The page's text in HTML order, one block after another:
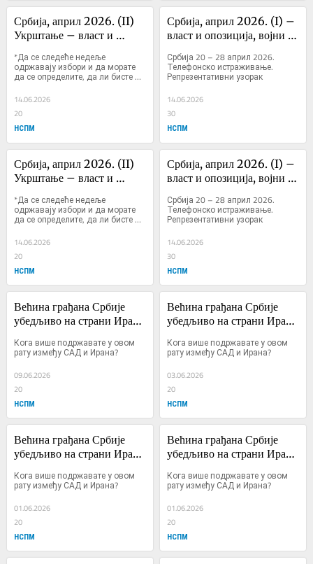
Србија, април 2026. (II)
Укрштање – власт и
*Да се следеће недеље
одржавају избори и да морате
да се определите, да ли бисте
пре гласали за или против
садашње власти?
14.06.2026
20
НСПМ
Србија, април 2026. (I) –
власт и опозиција, војни
Србија 20 – 28 април 2026.
Телефонско истраживање.
Репрезентативни узорак
14.06.2026
30
НСПМ
Србија, април 2026. (II)
Укрштање – власт и
*Да се следеће недеље
одржавају избори и да морате
да се определите, да ли бисте
пре гласали за или против
садашње власти?
14.06.2026
20
НСПМ
Србија, април 2026. (I) –
власт и опозиција, војни
Србија 20 – 28 април 2026.
Телефонско истраживање.
Репрезентативни узорак
14.06.2026
30
НСПМ
Већина грађана Србије
убедљиво на страни Ирана
Кога више подржавате у овом
рату између САД и Ирана?
09.06.2026
20
НСПМ
Већина грађана Србије
убедљиво на страни Ирана
Кога више подржавате у овом
рату између САД и Ирана?
03.06.2026
20
НСПМ
Већина грађана Србије
убедљиво на страни Ирана
Кога више подржавате у овом
рату између САД и Ирана?
01.06.2026
20
НСПМ
Већина грађана Србије
убедљиво на страни Ирана
Кога више подржавате у овом
рату између САД и Ирана?
01.06.2026
20
НСПМ